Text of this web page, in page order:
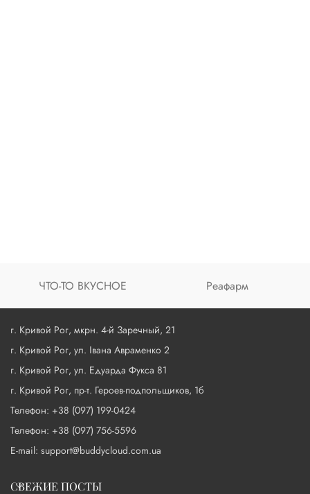
ЧТО-ТО ВКУСНОЕ Реафарм
г. Кривой Рог, мкрн. 4-й Заречный, 21
г. Кривой Рог, ул. Івана Авраменко 2
г. Кривой Рог, ул. Едуарда Фукса 81
г. Кривой Рог, пр-т. Героев-подпольщиков, 1б
Телефон: +38 (097) 199-0424
Телефон: +38 (097) 756-5596
E-mail: support@buddycloud.com.ua
СВЕЖИЕ ПОСТЫ